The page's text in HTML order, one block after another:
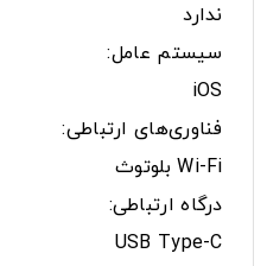
ندارد
سیستم عامل:
iOS
فناوری‌های ارتباطی:
Wi-Fi بلوتوث
درگاه ارتباطی:
USB Type-C